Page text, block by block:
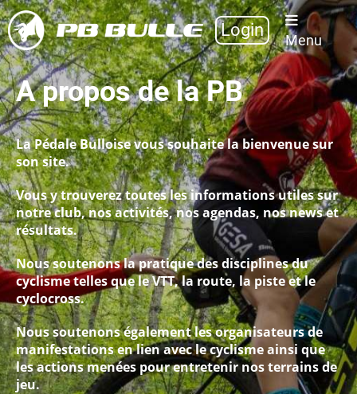
Login
Menu
A propos de la PB
La Pédale Bulloise vous souhaite la bienvenue sur
son site.
Vous y trouverez toutes les informations utiles sur
notre club, nos activités, nos agendas, nos news et
résultats.
Nous soutenons la pratique des disciplines du
cyclisme telles que le VTT, la route, la piste et le
cyclocross.
Nous soutenons également les organisateurs de
manifestations en lien avec le cyclisme ainsi que
les actions menées pour entretenir nos terrains de
jeu.